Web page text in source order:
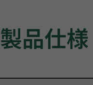
製品仕様